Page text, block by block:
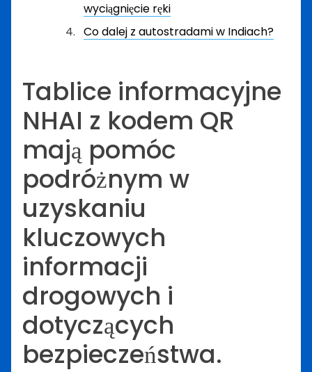
wyciągnięcie ręki
Co dalej z autostradami w Indiach?
Tablice informacyjne
NHAI z kodem QR
mają pomóc
podróżnym w
uzyskaniu
kluczowych
informacji
drogowych i
dotyczących
bezpieczeństwa.